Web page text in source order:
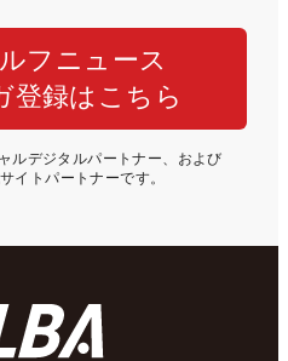
フニュース
登録はこちら
ルデジタルパートナー、および
イトパートナーです。